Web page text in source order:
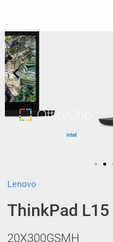
Lenovo
ThinkPad L15
20X300GSMH